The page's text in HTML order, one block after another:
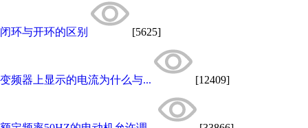
闭环与开环的区别 [5625]
变频器上显示的电流为什么与... [12409]